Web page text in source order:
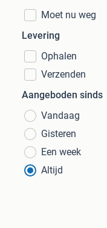
Moet nu weg
Levering
Ophalen
Verzenden
Aangeboden sinds
Vandaag
Gisteren
Een week
Altijd